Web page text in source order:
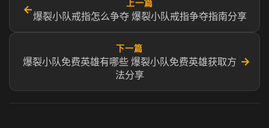
←
上一篇
爆裂小队戒指怎么争夺 爆裂小队戒指争夺指南分享
下一篇
爆裂小队免费英雄有哪些 爆裂小队免费英雄获取方
法分享
→